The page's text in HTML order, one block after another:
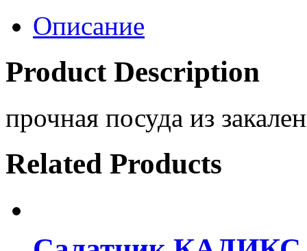
Описание
Product Description
прочная посуда из
Related Products